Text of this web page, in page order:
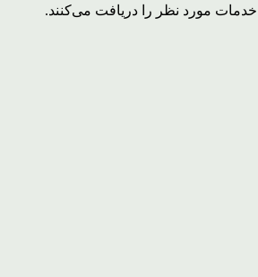
مورد نظر را دریافت می‌کنند.